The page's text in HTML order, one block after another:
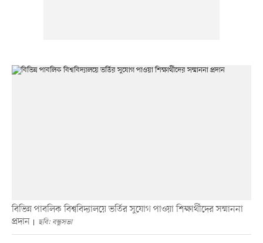
বিভিন্ন পাবলিক বিশ্ববিদ্যালয়ে ভর্তির সুযোগ পাওয়া শিক্ষার্থীদের সম্মাননা
প্রদান
ছবি: বন্ধুসভা